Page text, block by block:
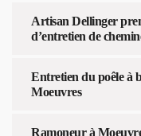
Artisan Dellinger
d’entretien de
Entretien du poêle à
Moeuvres
Ramoneur à